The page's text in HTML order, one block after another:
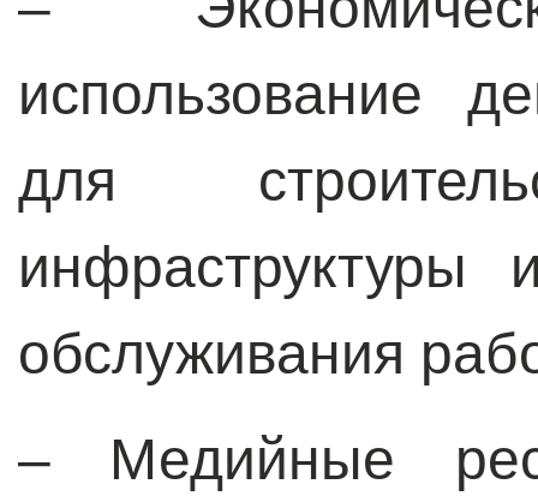
использование
для
инфраструктуры
обслуживания
– Медийные